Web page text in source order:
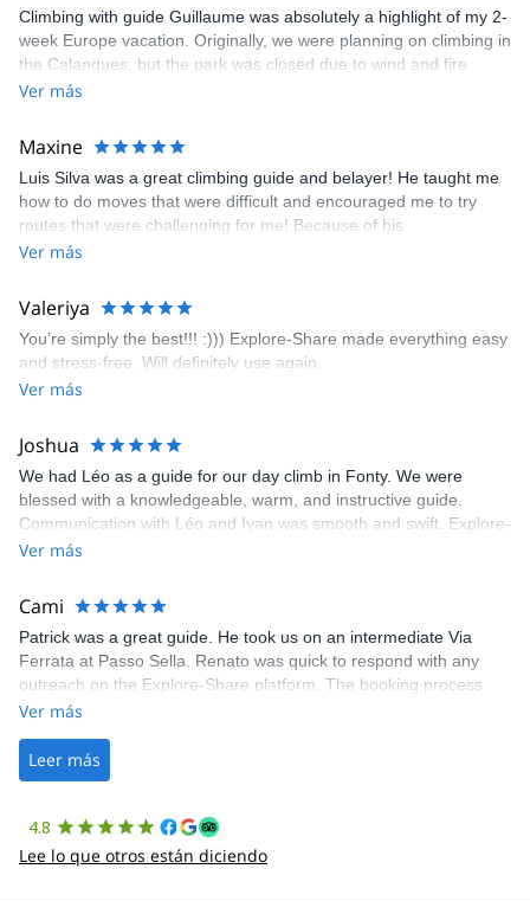
Climbing with guide Guillaume was absolutely a highlight of my 2-
week Europe vacation. Originally, we were planning on climbing in
the Calanques, but the park was closed due to wind and fire
danger. Guillaume chose another amazing location (Pic de
kindly offered train station pick-up and hotel drop off, which I
appreciated very much. The multi-pitch route we did was not only
fun but also the right amount of challenge, which I thoroughly
enjoyed. The communication from the team (Gauthier) was
prompt and clear—highly recommend!
Ver más
Maxine
Luis Silva was a great climbing guide and belayer! He taught me
how to do moves that were difficult and encouraged me to try
routes that were challenging for me! Because of his
encouragement, I managed to complete these routes! I really
area. The weather was perfect, no direct sun and cool enough to
enjoy the climbs. Explore-Share made booking an outdoor
climbing experience in Lisbon extremely easy. Luis, our guide,
was fantastic, and the platform’s organization was flawless.
Ver más
Valeriya
You’re simply the best!!! :))) Explore-Share made everything easy
and stress-free. Will definitely use again.
Ver más
Joshua
We had Léo as a guide for our day climb in Fonty. We were
blessed with a knowledgeable, warm, and instructive guide.
Communication with Léo and Ivan was smooth and swift. Explore-
Share was excellent in arranging everything for our day climb.
making our adventure stress-free.
Ver más
Cami
Patrick was a great guide. He took us on an intermediate Via
Ferrata at Passo Sella. Renato was quick to respond with any
outreach on the Explore-Share platform. The booking process
was straightforward, and once Patrick was confirmed, all went
the platform.
Ver más
Leer más
4.8
Lee lo que otros están diciendo